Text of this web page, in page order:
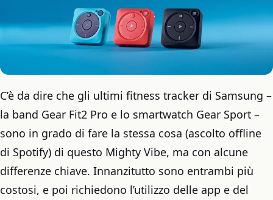
C’è da dire che gli ultimi fitness tracker di Samsung –
la band Gear Fit2 Pro e lo smartwatch Gear Sport –
sono in grado di fare la stessa cosa (ascolto offline
di Spotify) di questo Mighty Vibe, ma con alcune
differenze chiave. Innanzitutto sono entrambi più
costosi, e poi richiedono l’utilizzo delle app e del